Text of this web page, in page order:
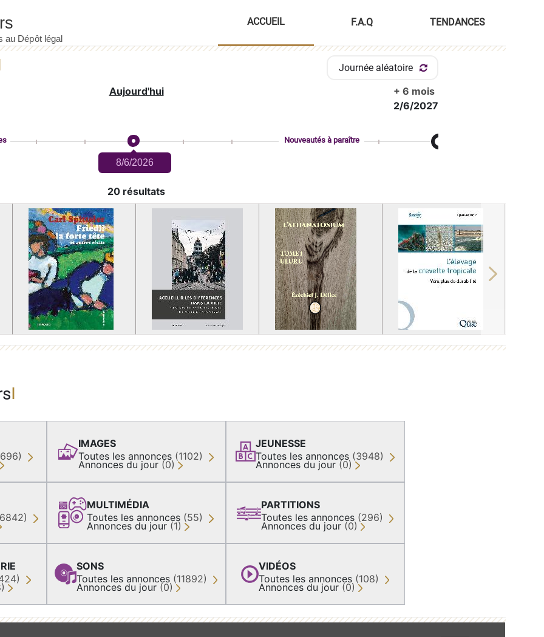
ACCUEIL F.A.Q TENDANCES
Journée aléatoire
Aujourd'hui
+ 6 mois
2/6/2027
8/6/2026
Nouveautés à paraître
20 résultats
Next
IMAGES
Toutes les annonces (1102)
Annonces du jour (0)
MULTIMÉDIA
Toutes les annonces (55)
Annonces du jour (1)
SONS
Toutes les annonces (11892)
Annonces du jour (0)
JEUNESSE
Toutes les annonces (3948)
Annonces du jour (0)
PARTITIONS
Toutes les annonces (296)
Annonces du jour (0)
VIDÉOS
Toutes les annonces (108)
Annonces du jour (0)